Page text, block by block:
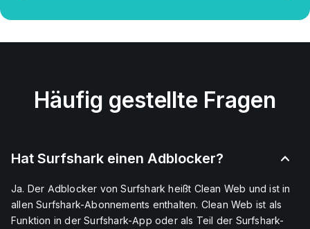
Häufig gestellte Fragen
Hat Surfshark einen Adblocker?
Ja. Der Adblocker von Surfshark heißt Clean Web und ist in
allen Surfshark-Abonnements enthalten. Clean Web ist als
Funktion in der Surfshark-App oder als Teil der Surfshark-